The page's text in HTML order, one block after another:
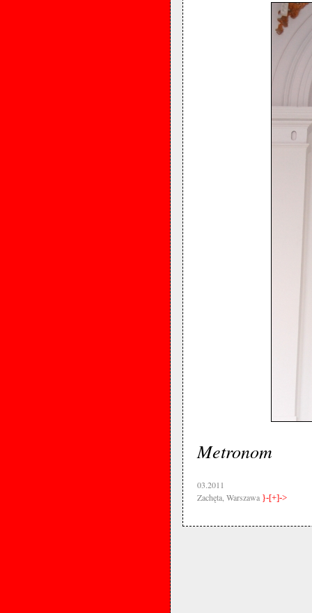
Metronom
03.2011
Zachęta, Warszawa }-[+]->